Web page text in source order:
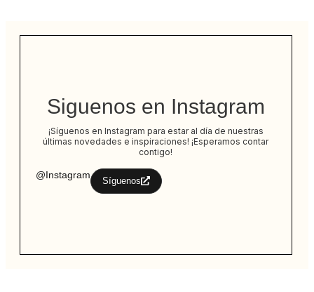
Siguenos en Instagram
¡Síguenos en Instagram para estar al día de nuestras
últimas novedades e inspiraciones! ¡Esperamos contar
contigo!
@Instagram
Síguenos